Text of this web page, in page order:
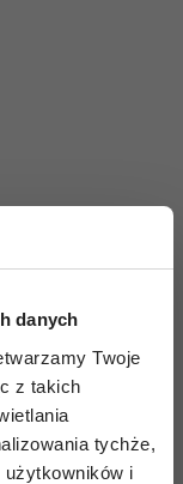
danych
Twoje
z takich
tychże,
i